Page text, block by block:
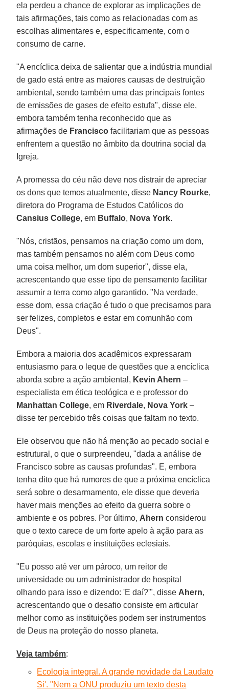
ela perdeu a chance de explorar as implicações de
tais afirmações, tais como as relacionadas com as
escolhas alimentares e, especificamente, com o
consumo de carne.
"A encíclica deixa de salientar que a indústria mundial
de gado está entre as maiores causas de destruição
ambiental, sendo também uma das principais fontes
de emissões de gases de efeito estufa", disse ele,
embora também tenha reconhecido que as
afirmações de Francisco facilitariam que as pessoas
enfrentem a questão no âmbito da doutrina social da
Igreja.
A promessa do céu não deve nos distrair de apreciar
os dons que temos atualmente, disse Nancy Rourke,
diretora do Programa de Estudos Católicos do
Cansius College, em Buffalo, Nova York.
"Nós, cristãos, pensamos na criação como um dom,
mas também pensamos no além com Deus como
uma coisa melhor, um dom superior", disse ela,
acrescentando que esse tipo de pensamento facilitar
assumir a terra como algo garantido. "Na verdade,
esse dom, essa criação é tudo o que precisamos para
ser felizes, completos e estar em comunhão com
Deus".
Embora a maioria dos acadêmicos expressaram
entusiasmo para o leque de questões que a encíclica
aborda sobre a ação ambiental, Kevin Ahern –
especialista em ética teológica e e professor do
Manhattan College, em Riverdale, Nova York –
disse ter percebido três coisas que faltam no texto.
Ele observou que não há menção ao pecado social e
estrutural, o que o surpreendeu, "dada a análise de
Francisco sobre as causas profundas". E, embora
tenha dito que há rumores de que a próxima encíclica
será sobre o desarmamento, ele disse que deveria
haver mais menções ao efeito da guerra sobre o
ambiente e os pobres. Por último, Ahern considerou
que o texto carece de um forte apelo à ação para as
paróquias, escolas e instituições eclesiais.
"Eu posso até ver um pároco, um reitor de
universidade ou um administrador de hospital
olhando para isso e dizendo: 'E daí?'", disse Ahern,
acrescentando que o desafio consiste em articular
melhor como as instituições podem ser instrumentos
de Deus na proteção do nosso planeta.
Veja também:
Ecologia integral. A grande novidade da Laudato
Si'. "Nem a ONU produziu um texto desta